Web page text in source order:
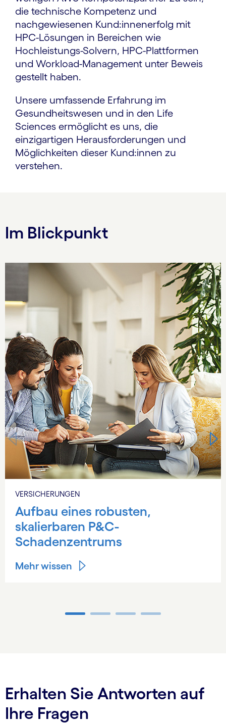
die technische Kompetenz und
nachgewiesenen Kund:innen­erfolg mit
HPC-Lösungen in Bereichen wie
Hochleistungs-Solvern, HPC-Plattformen
und Workload-Management unter Beweis
gestellt haben.
Unsere umfassende Erfahrung im
Gesundheits­wesen und in den Life
Sciences ermöglicht es uns, die
einzigartigen Heraus­forderungen und
Möglichkeiten dieser Kund:innen zu
verstehen.
Im Blickpunkt
Carousel starts
VERSICHERUNGEN
Aufbau eines robusten,
skalierbaren P&C-
Schadenzentrums
Mehr wissen
Erhalten Sie Antworten auf
Ihre Fragen